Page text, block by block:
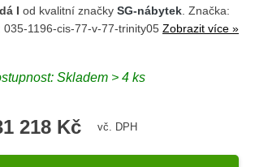
I od kvalitní značky SG-nábytek. Značka:
035-1196-cis-77-v-77-trinity05 Zobrazit více »
Skladem > 4 ks
218 Kč vč. DPH